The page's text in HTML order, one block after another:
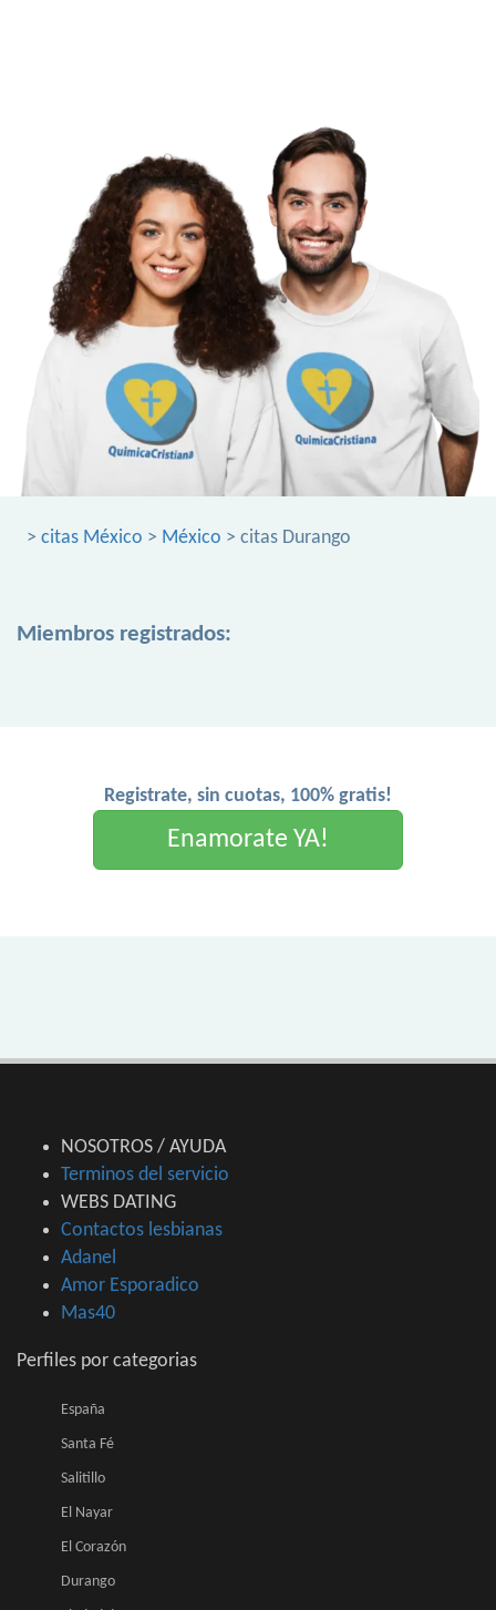
> citas México > México > citas Durango
Miembros registrados:
Registrate, sin cuotas, 100% gratis!
Enamorate YA!
NOSOTROS / AYUDA
Terminos del servicio
WEBS DATING
Contactos lesbianas
Adanel
Amor Esporadico
Mas40
Perfiles por categorias
España
Santa Fé
Salitillo
El Nayar
El Corazón
Durango